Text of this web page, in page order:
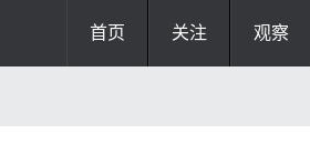
首页 关注 观察